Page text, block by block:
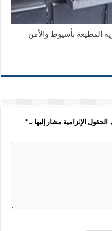
بأسيوط والأمن
الحقول الإلزامية مشار إليها بـ*